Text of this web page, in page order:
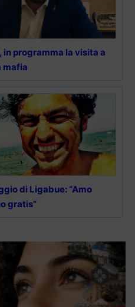
in programma la visita a
mafia
di Ligabue: “Amo
gratis”